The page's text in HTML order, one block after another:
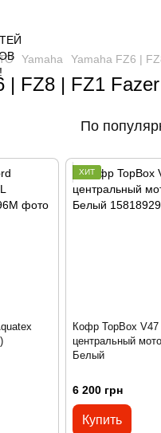
Yamaha Yamaha FZ6 |
| FZ8 | FZ1 Fazer
По
ХИТ
Кофр TopBox V47
центральный
Белый
6 200 грн
Купить